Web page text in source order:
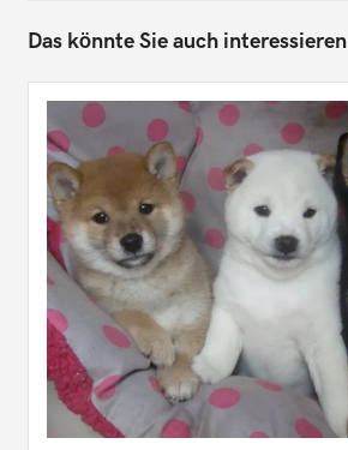
Das könnte Sie auch interessieren